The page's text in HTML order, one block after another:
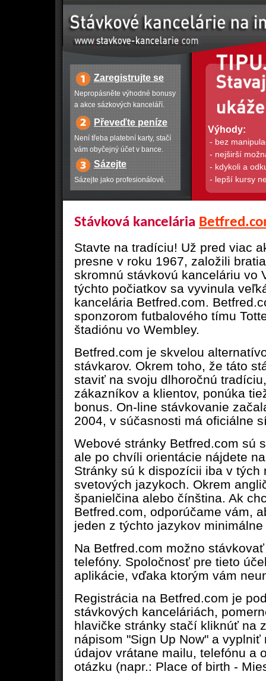
Zaregistrujte se
Nepropásněte výhodné bonusy
a akce sázkových kanceláří.
Převeďte peníze
Není třeba platební karty, stačí
vám obyčejný účet v bance.
Sázejte
Sázejte jako profesionálové.
Výhody:
- bez
- nejširší
- kdykoli a
- lepší kursy
Stávková kancelária
Stavte na tradíciu! Už pred viac
presne v roku 1967, založili
skromnú stávkovú kanceláriu vo
týchto počiatkov sa vyvinula
kancelária Betfred.com.
sponzorom futbalového tímu
štadiónu vo Wembley.
Betfred.com je skvelou
stávkarov. Okrem toho, že táto
staviť na svoju dlhoročnú
zákazníkov a klientov, ponúka
bonus. On-line stávkovanie
2004, v súčasnosti má oficiálne
Webové stránky Betfred.com sú
ale po chvíli orientácie nájdete
Stránky sú k dispozícii iba v tých
svetových jazykoch. Okrem
španielčina alebo čínština. Ak
Betfred.com, odporúčame vám,
jeden z týchto jazykov
Na Betfred.com možno
telefóny. Spoločnosť pre tieto
aplikácie, vďaka ktorým vám
Registrácia na Betfred.com je
stávkových kanceláriách,
hlavičke stránky stačí kliknúť na
nápisom "Sign Up Now" a
údajov vrátane mailu, telefónu a
otázku (napr.: Place of birth -